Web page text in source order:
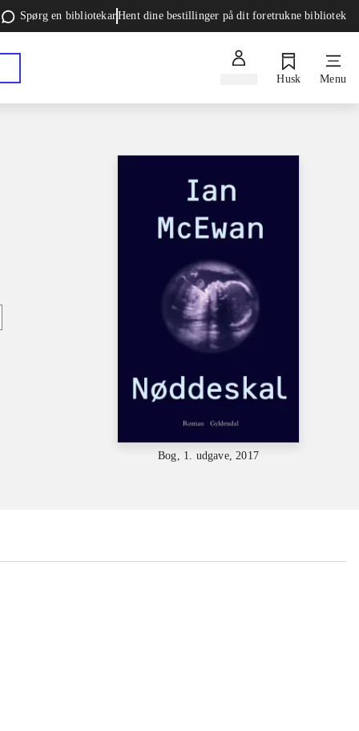
Spørg en bibliotekarHent dine bestillinger på dit foretrukne bibliotek
Husk Menu
Bog, 1. udgave, 2017